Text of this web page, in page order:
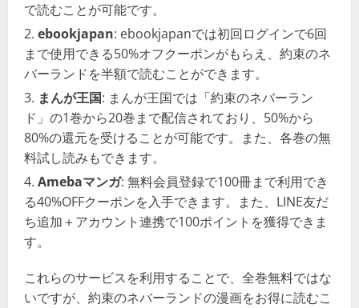
で読むことが可能です。
ebookjapan: ebookjapanでは初回ログインで6回
まで使用できる50%オフクーポンがもらえ、約束のネ
バーランドを半額で読むことができます。
まんが王国: まんが王国では「約束のネバーラン
ド」の1巻から20巻まで配信されており、50%から
80%の還元を受けることが可能です。また、各巻の無
料試し読みもできます。
Amebaマンガ: 無料会員登録で100冊まで利用でき
る40%OFFクーポンを入手できます。また、LINE友だ
ち追加＋アカウント連携で100ポイントを獲得できま
す。
これらのサービスを利用することで、全巻無料ではな
いですが、約束のネバーランドの漫画をお得に読むこ